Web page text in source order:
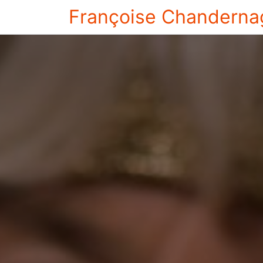
Françoise